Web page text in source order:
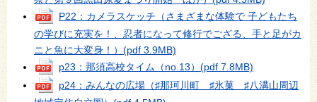
P22：カメラスケッチ（さまざまな体験で 子どもたち
の学びに充実を！、忍者になって修行でござる、手と足がカ
ニと魚に大変身！） (pdf 3.9MB)
p23：那須高校タイム（no.13） (pdf 7.8MB)
p24：みんなの広場（♯那珂川町 ♯氷菓 ♯八溝山周辺